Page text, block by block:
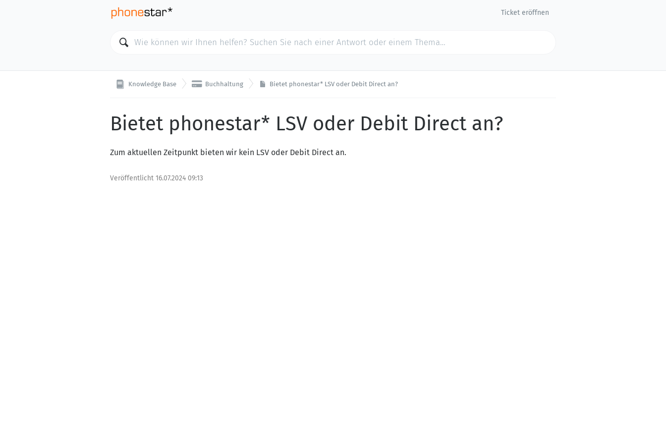
Ticket eröffnen
Knowledge Base  Buchhaltung Bietet phonestar* LSV oder Debit Direct an?
Bietet phonestar* LSV oder Debit Direct an?
Zum aktuellen Zeitpunkt bieten wir kein LSV oder Debit Direct an.
Veröffentlicht 16.07.2024 09:13